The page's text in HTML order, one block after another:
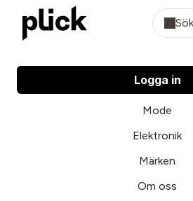
Sök
Logga in
Mode
Elektronik
Märken
Om oss